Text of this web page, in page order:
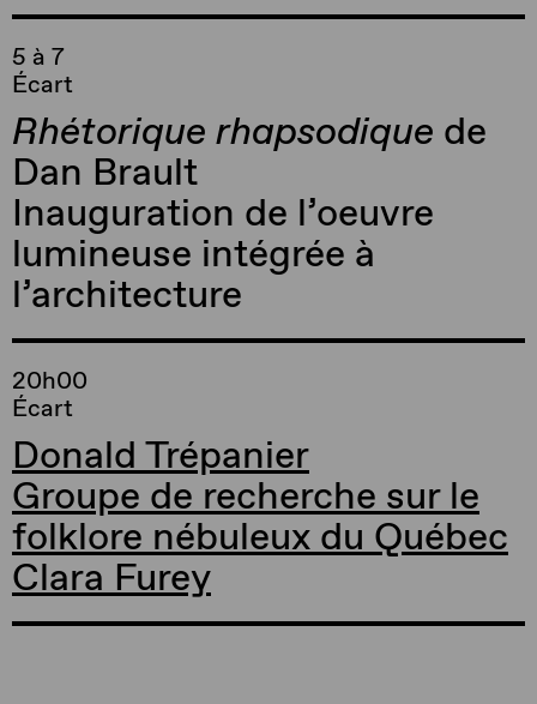
5 à 7
Écart
Rhétorique rhapsodique de
Dan Brault
Inauguration de l’oeuvre
lumineuse intégrée à
l’architecture
20h00
Écart
Donald Trépanier
Groupe de recherche sur le
folklore nébuleux du Québec
Clara Furey